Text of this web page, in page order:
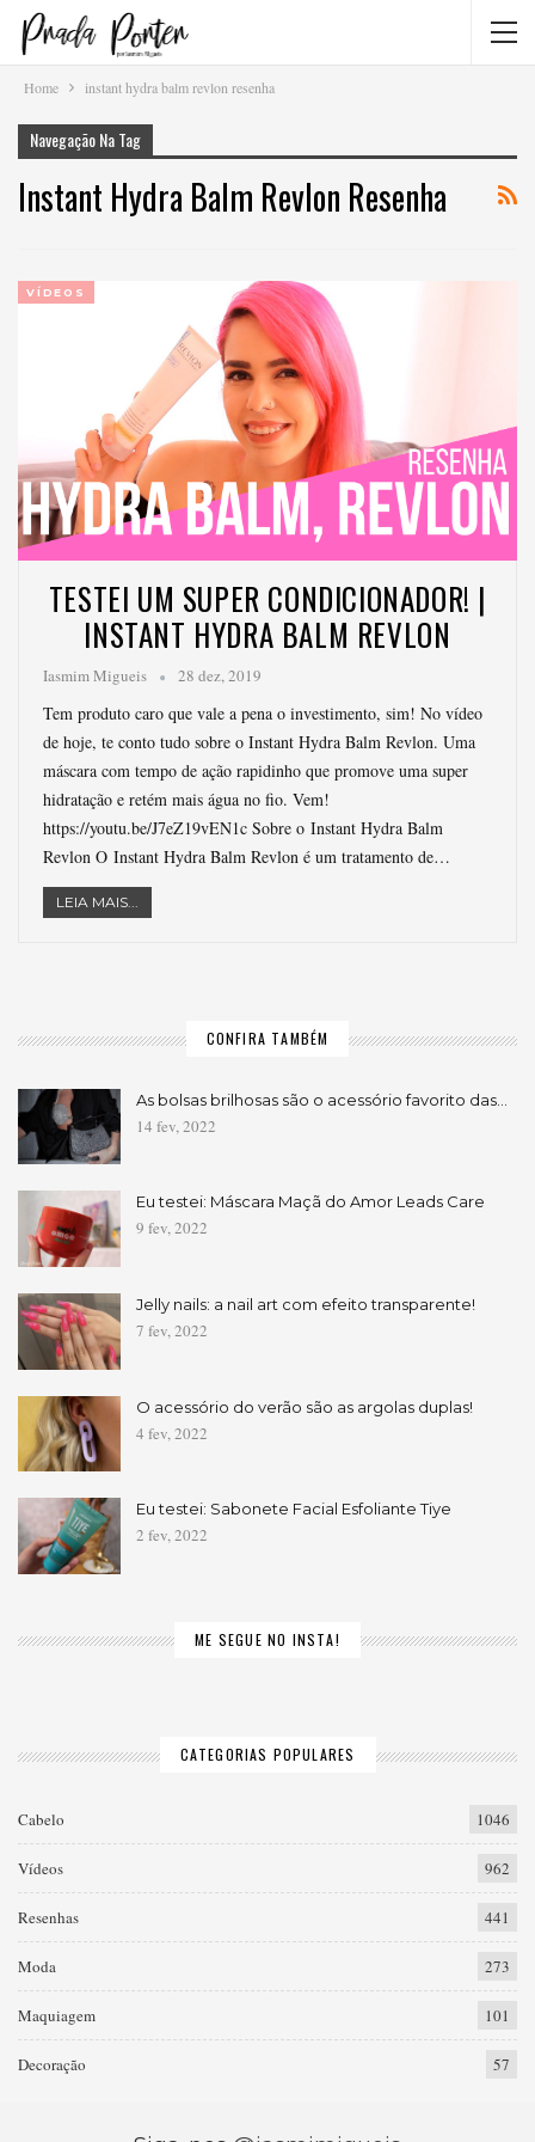
Home instant hydra balm revlon resenha
Navegação Na Tag
Instant Hydra Balm Revlon Resenha
VÍDEOS
TESTEI UM SUPER CONDICIONADOR! |
INSTANT HYDRA BALM REVLON
Iasmim Migueis 28 dez, 2019
Tem produto caro que vale a pena o investimento, sim! No vídeo
de hoje, te conto tudo sobre o Instant Hydra Balm Revlon. Uma
máscara com tempo de ação rapidinho que promove uma super
hidratação e retém mais água no fio. Vem!
https://youtu.be/J7eZ19vEN1c Sobre o Instant Hydra Balm
Revlon O Instant Hydra Balm Revlon é um tratamento de…
LEIA MAIS...
CONFIRA TAMBÉM
As bolsas brilhosas são o acessório favorito das…
14 fev, 2022
Eu testei: Máscara Maçã do Amor Leads Care
9 fev, 2022
Jelly nails: a nail art com efeito transparente!
7 fev, 2022
O acessório do verão são as argolas duplas!
4 fev, 2022
Eu testei: Sabonete Facial Esfoliante Tiye
2 fev, 2022
ME SEGUE NO INSTA!
CATEGORIAS POPULARES
Cabelo 1046
Vídeos 962
Resenhas 441
Moda 273
Maquiagem 101
Decoração 57